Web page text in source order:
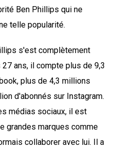
Ben Phillips qui ne
telle popularité.
s'est complètement
ans, il compte plus de 9,3
plus de 4,3 millions
d'abonnés sur Instagram.
médias sociaux, il est
grandes marques comme
collaborer avec lui. Il a